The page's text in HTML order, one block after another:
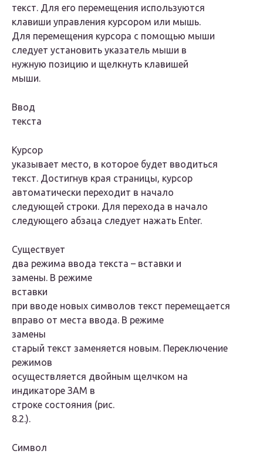
текст. Для его перемещения используются
клавиши управления курсором или мышь.
Для перемещения курсора с помощью мыши
следует установить указатель мыши в
нужную позицию и щелкнуть клавишей
мыши.
Ввод
текста
Курсор
указывает место, в которое будет вводиться
текст. Достигнув края страницы, курсор
автоматически переходит в начало
следующей строки. Для перехода в начало
следующего абзаца следует нажать Enter.
Существует
два режима ввода текста – вставки и
замены. В режиме
вставки
при вводе новых символов текст перемещается
вправо от места ввода. В режиме
замены
старый текст заменяется новым. Переключение
режимов
осуществляется двойным щелчком на
индикаторе ЗАМ в
строке состояния (рис.
8.2.).
Символ